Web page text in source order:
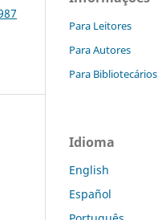
Para Leitores
Para Autores
Para Bibliotecários
Idioma
English
Español